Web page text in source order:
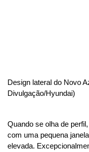
Design lateral do Novo
Divulgação/Hyundai)
Quando se olha de
com uma pequena
elevada.